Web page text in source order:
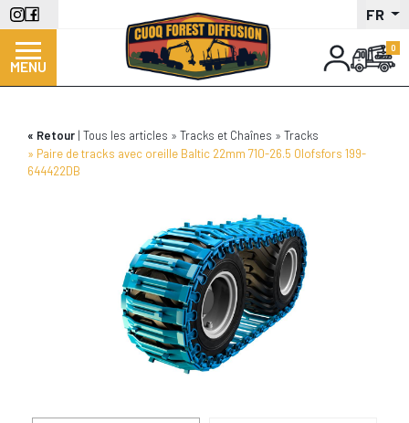
Aller
au
contenu
principal
FR
MENU
Retour Tous les articles Tracks et Chaînes
Tracks
Paire de tracks avec oreille Baltic 22mm 710-26.5 Olofsfors 199-
644422DB